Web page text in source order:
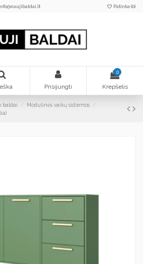
Patinka (0)
Prisijungti
0
Krepšelis
baldai
Modulinės vaikų sistemos